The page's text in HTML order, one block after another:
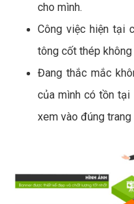
cho mình.
Công việc hiện tại
tông cốt thép
Đang thắc mắc
của mình có tồn tại
xem vào đúng